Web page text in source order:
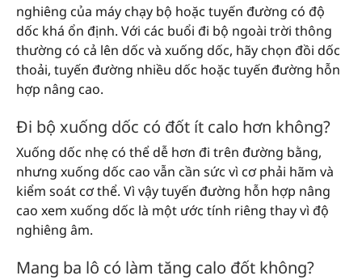
nghiêng của máy chạy bộ hoặc tuyến đường có độ
dốc khá ổn định. Với các buổi đi bộ ngoài trời thông
thường có cả lên dốc và xuống dốc, hãy chọn đồi dốc
thoải, tuyến đường nhiều dốc hoặc tuyến đường hỗn
hợp nâng cao.
Đi bộ xuống dốc có đốt ít calo hơn không?
Xuống dốc nhẹ có thể dễ hơn đi trên đường bằng,
nhưng xuống dốc cao vẫn cần sức vì cơ phải hãm và
kiểm soát cơ thể. Vì vậy tuyến đường hỗn hợp nâng
cao xem xuống dốc là một ước tính riêng thay vì độ
nghiêng âm.
Mang ba lô có làm tăng calo đốt không?